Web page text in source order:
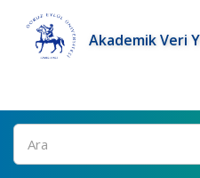
Akademik Veri
Ara